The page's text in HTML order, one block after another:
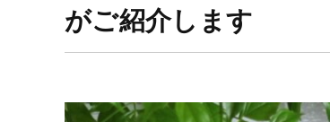
がご紹介します